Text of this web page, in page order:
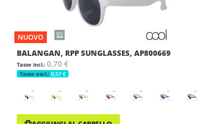
NUOVO
BALANGAN, RPP SUNGLASSES, AP800669
0,70 €
0,57 €